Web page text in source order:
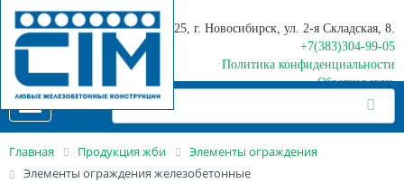
630025, г. Новосибирск, ул. 2-я Складская, 8.
+7(383)304-99-05
Политика конфиденциальности
Обратная связь
navigation
Главная Продукция жби
Элементы ограждения
Элементы ограждения железобетонные